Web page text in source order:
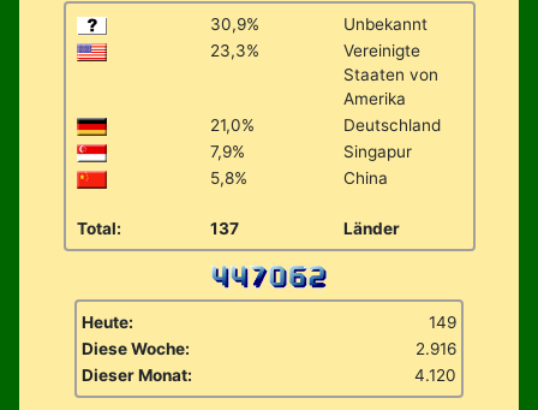
30,9%
Unbekannt
23,3%
Vereinigte
Staaten von
Amerika
21,0%
Deutschland
7,9%
Singapur
5,8%
China
Total: 137 Länder
Heute:
149
Diese Woche:
2.916
Dieser Monat:
4.120